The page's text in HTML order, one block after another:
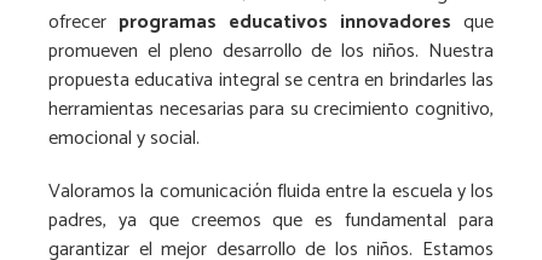
ofrecer programas educativos innovadores que
promueven el pleno desarrollo de los niños. Nuestra
propuesta educativa integral se centra en brindarles las
herramientas necesarias para su crecimiento cognitivo,
emocional y social.
Valoramos la comunicación fluida entre la escuela y los
padres, ya que creemos que es fundamental para
garantizar el mejor desarrollo de los niños. Estamos